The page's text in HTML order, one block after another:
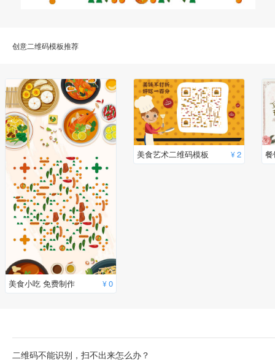
创意二维码模板推荐
美食小吃 免费制作 ¥0
美食艺术二维码模板 ¥2
二维码不能识别，扫不出来怎么办？